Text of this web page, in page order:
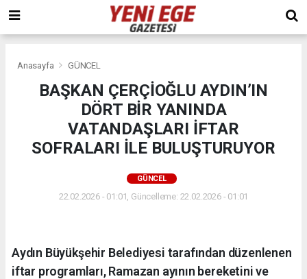
Anasayfa GÜNCEL
BAŞKAN ÇERÇİOĞLU AYDIN’IN
DÖRT BİR YANINDA
VATANDAŞLARI İFTAR
SOFRALARI İLE BULUŞTURUYOR
GÜNCEL
22.02.2026 - 01:01, Güncelleme: 22.02.2026 - 01:01
Aydın Büyükşehir Belediyesi tarafından düzenlenen
iftar programları, Ramazan ayının bereketini ve